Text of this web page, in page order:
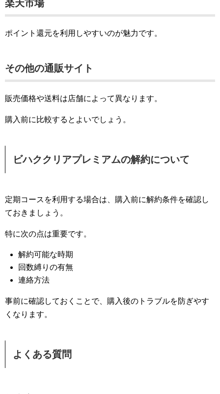
楽天市場
ポイント還元を利用しやすいのが魅力です。
その他の通販サイト
販売価格や送料は店舗によって異なります。
購入前に比較するとよいでしょう。
ビハククリアプレミアムの解約について
定期コースを利用する場合は、購入前に解約条件を確認し
ておきましょう。
特に次の点は重要です。
解約可能な時期
回数縛りの有無
連絡方法
事前に確認しておくことで、購入後のトラブルを防ぎやす
くなります。
よくある質問